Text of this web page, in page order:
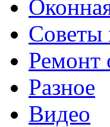
Советы
Ремонт
Разное
Видео